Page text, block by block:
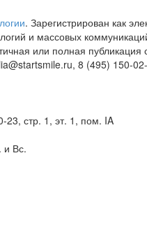
. Зарегистрирован как
и массовых
или полная
8 (495) 150-
23, стр. 1, эт. 1, пом. IA
и Вс.